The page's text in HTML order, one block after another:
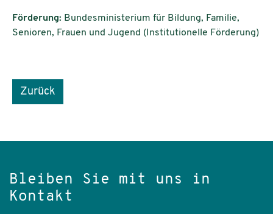
Förderung: Bundesministerium für Bildung, Familie,
Senioren, Frauen und Jugend (Institutionelle Förderung)
Zurück
Bleiben Sie mit uns in
Kontakt